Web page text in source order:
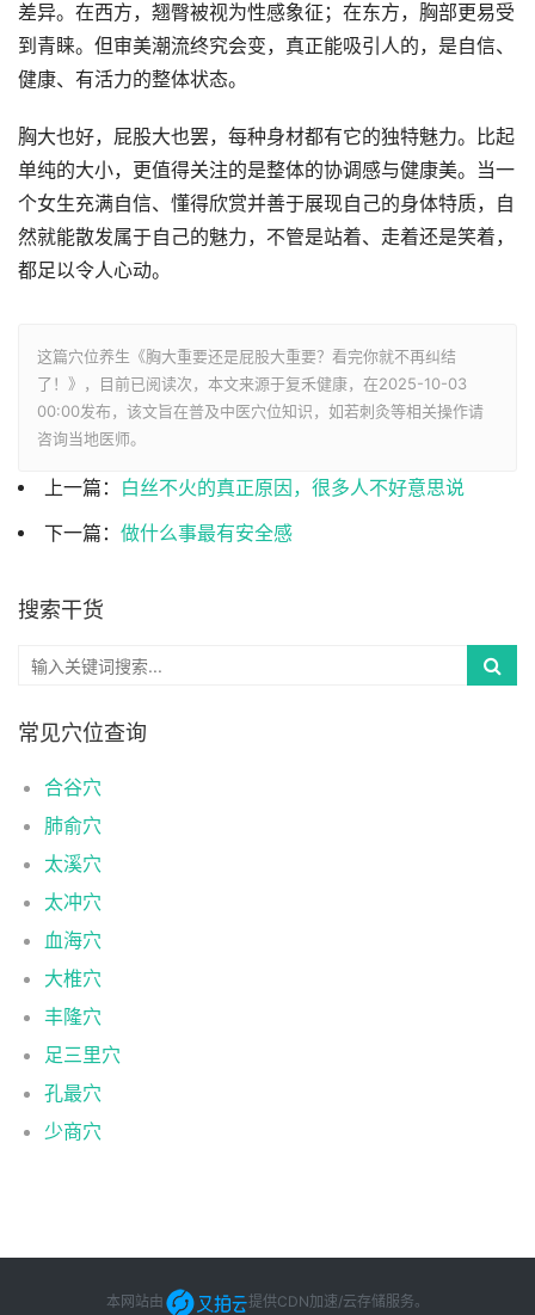
差异。在西方，翘臀被视为性感象征；在东方，胸部更易受
到青睐。但审美潮流终究会变，真正能吸引人的，是自信、
健康、有活力的整体状态。
胸大也好，屁股大也罢，每种身材都有它的独特魅力。比起
单纯的大小，更值得关注的是整体的协调感与健康美。当一
个女生充满自信、懂得欣赏并善于展现自己的身体特质，自
然就能散发属于自己的魅力，不管是站着、走着还是笑着，
都足以令人心动。
这篇穴位养生《胸大重要还是屁股大重要？看完你就不再纠结
了！》，目前已阅读次，本文来源于复禾健康，在2025-10-03
00:00发布，该文旨在普及中医穴位知识，如若刺灸等相关操作请
咨询当地医师。
上一篇：
白丝不火的真正原因，很多人不好意思说
下一篇： 做什么事最有安全感
搜索干货
常见穴位查询
合谷穴
肺俞穴
太溪穴
太冲穴
血海穴
大椎穴
丰隆穴
足三里穴
孔最穴
少商穴
本网站由 提供CDN加速/云存储服务。